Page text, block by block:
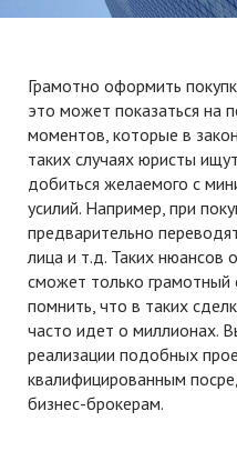
Грамотно оформить
это может показаться на
моментов, которые в
таких случаях юристы
добиться желаемого с
усилий. Например, при
предварительно
лица и т.д. Таких нюансов
сможет только грамотный
помнить, что в таких
часто идет о миллионах.
реализации подобных
квалифицированным
бизнес-брокерам.